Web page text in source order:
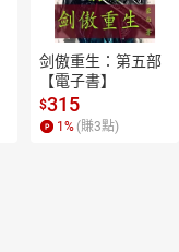
剑傲重生：第五部
【電子書】
$315
1 % (賺3點)